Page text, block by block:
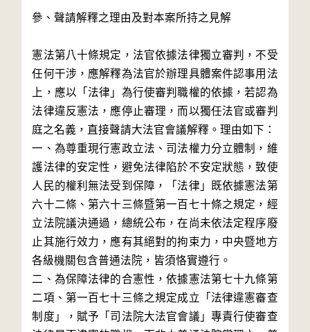
參、聲請解釋之理由及對本案所持之見解
憲法第八十條規定，法官依據法律獨立審判，不受
任何干涉，應解釋為法官於辦理具體案件認事用法
上，應以「法律」為行使審判職權的依據，若認為
法律違反憲法，應停止審理，而以獨任法官或審判
庭之名義，直接聲請大法官會議解釋。理由如下：
一、為尊重現行憲政立法、司法權力分立體制，維
護法律的安定性，避免法律陷於不安定狀態，致使
人民的權利無法受到保障，「法律」既依據憲法第
六十二條、第六十三條暨第一百七十條之規定，經
立法院議決通過，總統公布，在尚未依法定程序廢
止其施行效力，應有其絕對的拘束力，中央暨地方
各級機關包含普通法院，皆須恪實遵行。
二、為保障法律的合憲性，依據憲法第七十九條第
二項、第一百七十三條之規定成立「法律違憲審查
制度」，賦予「司法院大法官會議」專責行使審查